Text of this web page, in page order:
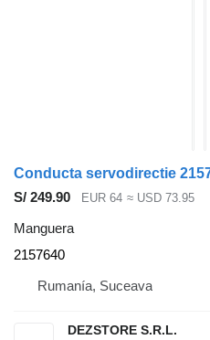
S/ 249.90 EUR 64 ≈ USD 73.95
Manguera
2157640
Rumanía, Suceava
DEZSTORE S.R.L.